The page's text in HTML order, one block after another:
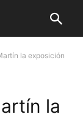
la exposición
la